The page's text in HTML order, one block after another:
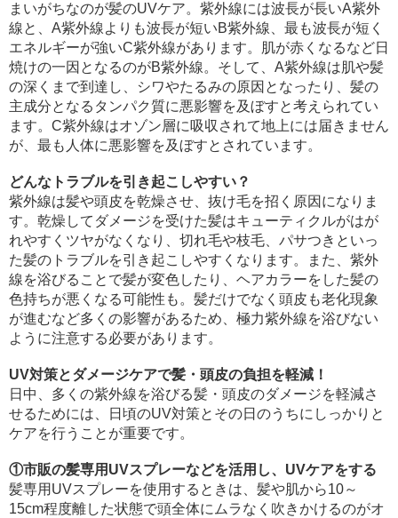
まいがちなのが髪のUVケア。紫外線には波長が長いA紫外
線と、A紫外線よりも波長が短いB紫外線、最も波長が短く
エネルギーが強いC紫外線があります。肌が赤くなるなど日
焼けの一因となるのがB紫外線。そして、A紫外線は肌や髪
の深くまで到達し、シワやたるみの原因となったり、髪の
主成分となるタンパク質に悪影響を及ぼすと考えられてい
ます。C紫外線はオゾン層に吸収されて地上には届きません
が、最も人体に悪影響を及ぼすとされています。
どんなトラブルを引き起こしやすい？
紫外線は髪や頭皮を乾燥させ、抜け毛を招く原因になりま
す。乾燥してダメージを受けた髪はキューティクルがはが
れやすくツヤがなくなり、切れ毛や枝毛、パサつきといっ
た髪のトラブルを引き起こしやすくなります。また、紫外
線を浴びることで髪が変色したり、ヘアカラーをした髪の
色持ちが悪くなる可能性も。髪だけでなく頭皮も老化現象
が進むなど多くの影響があるため、極力紫外線を浴びない
ように注意する必要があります。
UV対策とダメージケアで髪・頭皮の負担を軽減！
日中、多くの紫外線を浴びる髪・頭皮のダメージを軽減さ
せるためには、日頃のUV対策とその日のうちにしっかりと
ケアを行うことが重要です。
①市販の髪専用UVスプレーなどを活用し、UVケアをする
髪専用UVスプレーを使用するときは、髪や肌から10～
15cm程度離した状態で頭全体にムラなく吹きかけるのがオ